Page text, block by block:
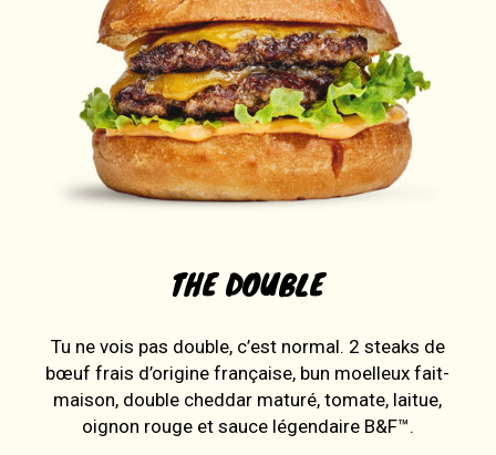
THE DOUBLE
Tu ne vois pas double, c’est normal. 2 steaks de
bœuf frais d’origine française, bun moelleux fait-
maison, double cheddar maturé, tomate, laitue,
oignon rouge et sauce légendaire B&F™.